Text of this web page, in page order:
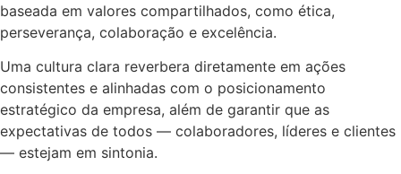
baseada em valores compartilhados, como ética,
perseverança, colaboração e excelência.
Uma cultura clara reverbera diretamente em ações
consistentes e alinhadas com o posicionamento
estratégico da empresa, além de garantir que as
expectativas de todos — colaboradores, líderes e clientes
— estejam em sintonia.